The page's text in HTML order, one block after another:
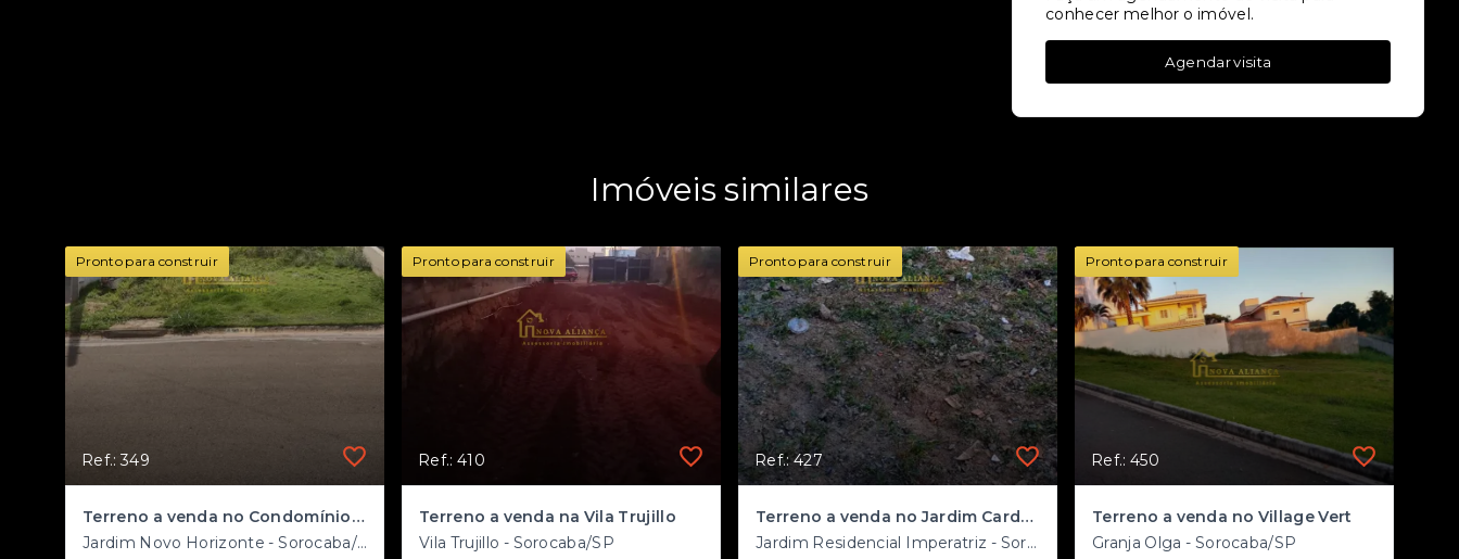
conhecer melhor o imóvel.
Agendar visita
Imóveis similares
Pronto para construir
Ref.: 349
Terreno a venda no Condomínio Reserva Ipanema
Jardim Novo Horizonte - Sorocaba/SP
Pronto para construir
Ref.: 410
Terreno a venda na Vila Trujillo
Vila Trujillo - Sorocaba/SP
Pronto para construir
Ref.: 427
Terreno a venda no Jardim Cardoso
Jardim Residencial Imperatriz - Sorocaba/SP
Pronto para construir
Ref.: 450
Terreno a venda no Village Vert
Granja Olga - Sorocaba/SP